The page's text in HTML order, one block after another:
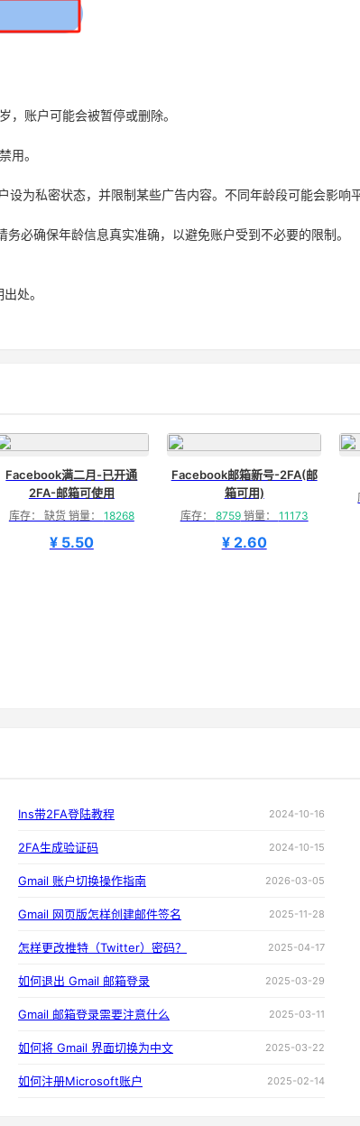
账户可能会被暂停或删除。
用。
为私密状态，并限制某些广告内容。不同年龄段可能会影响
必确保年龄信息真实准确，以避免账户受到不必要的限制。
处。
Facebook满二月-已开通
2FA-邮箱可使用
库存： 缺货 销量： 18268
¥ 5.50
Facebook邮箱新号-2FA(邮
箱可用)
库存： 8759销量： 11173
¥ 2.60
Ins带2FA登陆教程 2024-10-16
2FA生成验证码 2024-10-15
Gmail 账户切换操作指南 2026-03-05
Gmail 网页版怎样创建邮件签名 2025-11-28
怎样更改推特（Twitter）密码？ 2025-04-17
如何退出 Gmail 邮箱登录 2025-03-29
Gmail 邮箱登录需要注意什么 2025-03-11
如何将 Gmail 界面切换为中文 2025-03-22
如何注册Microsoft账户 2025-02-14